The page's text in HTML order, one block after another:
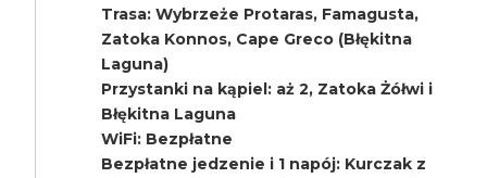
Trasa: Wybrzeże Protaras, Famagusta,
Zatoka Konnos, Cape Greco (Błękitna
Laguna)
Przystanki na kąpiel: aż 2, Zatoka Żółwi i
Błękitna Laguna
WiFi: Bezpłatne
Bezpłatne jedzenie i 1 napój: Kurczak z